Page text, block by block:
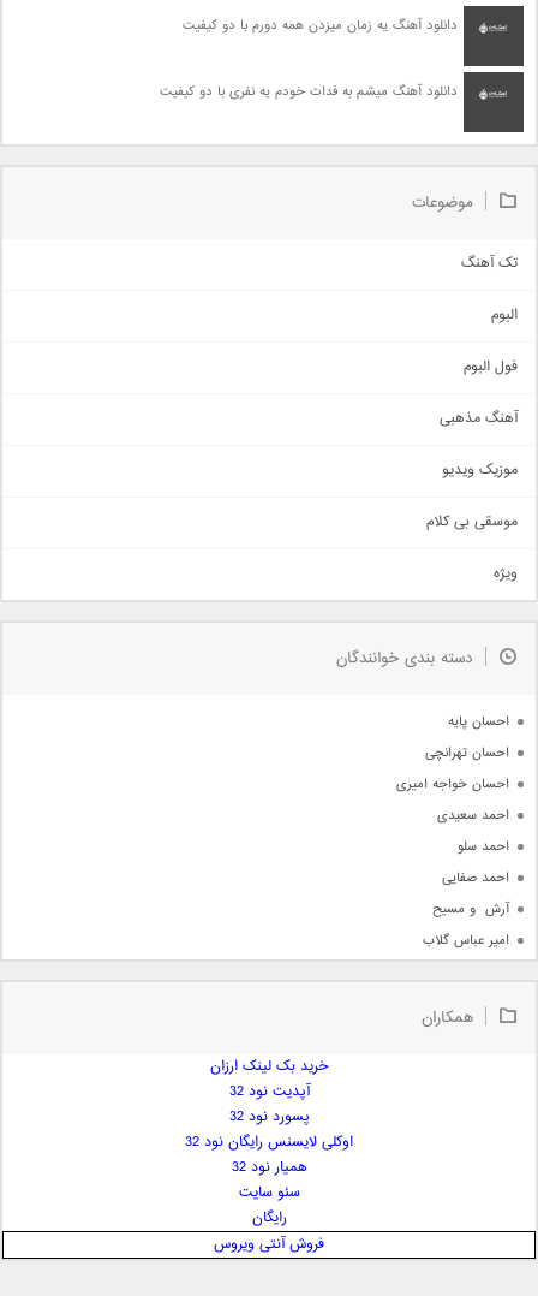
دانلود آهنگ یه زمان میزدن همه دورم با دو کیفیت
دانلود آهنگ میشم به فدات خودم یه نفری با دو کیفیت
موضوعات
تک آهنگ
اجتماعی
حماسی
سنتی
اهنگ بندرعباسی
دمو
مذهبی
جدیدترین ها
البوم
فول البوم
آهنگ مذهبی
موزیک ویدیو
موسقی بی کلام
ویژه
دسته بندی خوانندگان
احسان پایه
احسان تهرانچی
احسان خواجه امیری
احمد سعیدی
احمد سلو
احمد صفایی
آرش  و مسیح
امیر عباس گلاب
امیر علی
ایمان غلامی
همکاران
خرید بک لینک ارزان
آپدیت نود 32
پسورد نود 32
اوکلی لایسنس رایگان نود 32
همیار نود 32
سئو سایت
رایگان
فروش آنتی ویروس